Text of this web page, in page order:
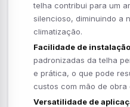
telha contribui para um
silencioso, diminuindo a
climatização.
Facilidade de instalação
padronizadas da telha
e prática, o que pode
custos com mão de obra
Versatilidade de